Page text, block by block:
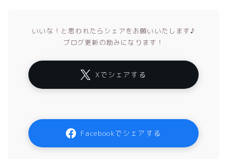
いいな！と思われたらシェアをお願いいたします♪
ブログ更新の励みになります！
Xでシェアする
Facebookでシェアする